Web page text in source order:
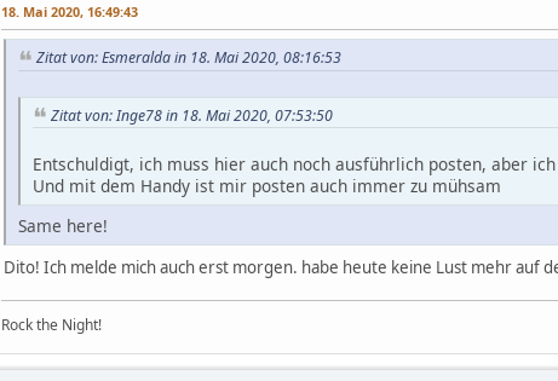
18. Mai 2020, 16:49:43
Zitat von: Esmeralda in 18. Mai 2020, 08:16:53
Zitat von: Inge78 in 18. Mai 2020, 07:53:50
Entschuldigt, ich muss hier auch noch ausführlich posten, aber
Und mit dem Handy ist mir posten auch immer zu mühsam
Same here!
Dito! Ich melde mich auch erst morgen. habe heute keine Lust mehr auf
Rock the Night!